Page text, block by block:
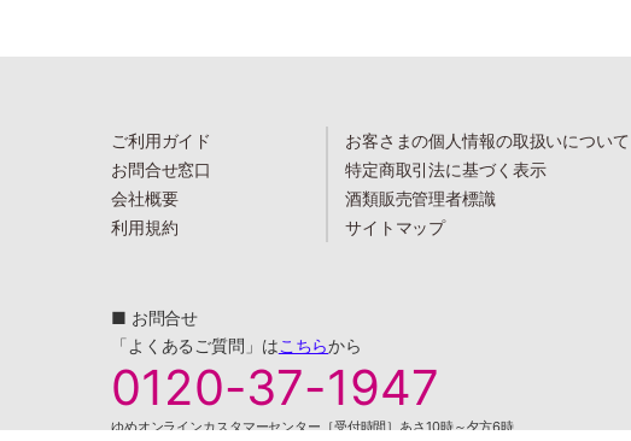
ご利用ガイド
お問合せ窓口
会社概要
利用規約
お客さまの個人情報の取扱いについて
特定商取引法に基づく表示
酒類販売管理者標識
サイトマップ
■ お問合せ
「よくあるご質問」はこちらから
0120-37-1947
ゆめオンラインカスタマーセンター［受付時間］あさ10時～夕方6時